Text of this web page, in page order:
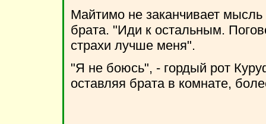
Майтимо не заканчивает
брата. "Иди к остальным.
страхи лучше меня".
"Я не боюсь", - гордый рот
оставляя брата в комнате,